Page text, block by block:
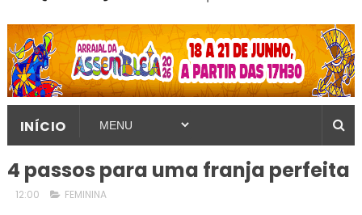
INÍCIO
4 passos para uma franja perfeita
12:00 FEMININA